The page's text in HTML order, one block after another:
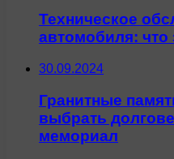
Техническое
автомобиля: что
30.09.2024
Гранитные
выбрать
мемориал